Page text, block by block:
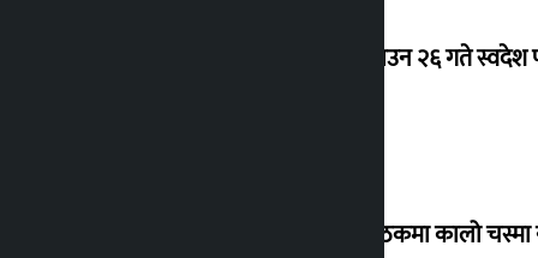
देउवा साउन २६ गते स्वदेश
संसद् बैठकमा कालो